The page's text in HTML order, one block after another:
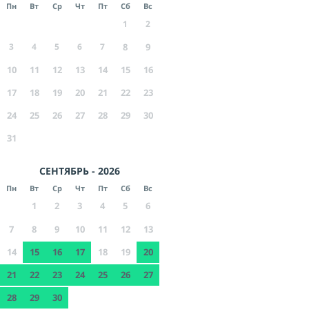
Пн Вт Ср Чт Пт Сб Вс
1
2
3
4 5 6 7 8
9
10
11 12 13 14 15
16
17
18 19 20 21 22
23
24
25 26 27 28 29
30
31
СЕНТЯБРЬ - 2026
Пн Вт Ср Чт Пт Сб Вс
1 2 3 4 5
6
7
8 9 10 11 12
13
14
15 16 17 18 19
20
21
22 23 24 25 26
27
28
29 30